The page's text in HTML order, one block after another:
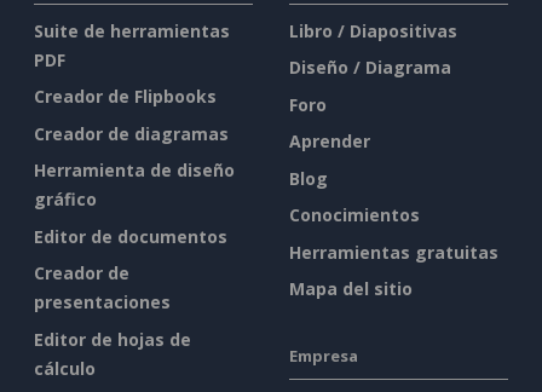
Suite de herramientas
PDF
Creador de Flipbooks
Creador de diagramas
Herramienta de diseño
gráfico
Editor de documentos
Creador de
presentaciones
Editor de hojas de
cálculo
Libro / Diapositivas
Diseño / Diagrama
Foro
Aprender
Blog
Conocimientos
Herramientas gratuitas
Mapa del sitio
Empresa